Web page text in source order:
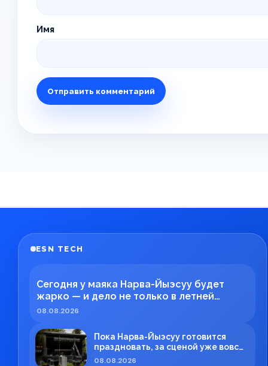
Имя
ESN TECH
Сегодня у маяка Нарва-Йыэсуу будет
жарко — и дело не только в летней
погоде!
08.08.2026
Пока Нарва-Йыэсуу готовится
праздновать, за сценой уже вовсю
кипит работа!
08.08.2026